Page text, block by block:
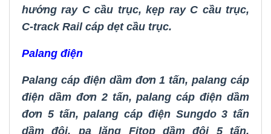
hướng ray C cầu trục,kẹp ray C cầu trục,
C-track Rail cáp dẹt cầu trục.
Palang điện
Palang cáp điện dầm đơn 1 tấn, palang cáp
điện dầm đơn 2 tấn, palang cáp điện dầm
đơn 5 tấn, palang cáp điện Sungdo 3 tấn
dầm đôi, pa lăng Fitop dầm đôi 5 tấn,